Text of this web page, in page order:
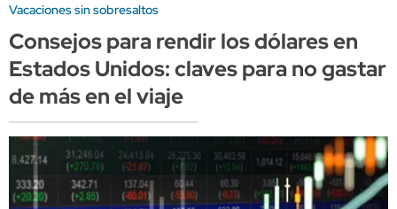
Vacaciones sin sobresaltos
Consejos para rendir los dólares en
Estados Unidos: claves para no gastar
de más en el viaje